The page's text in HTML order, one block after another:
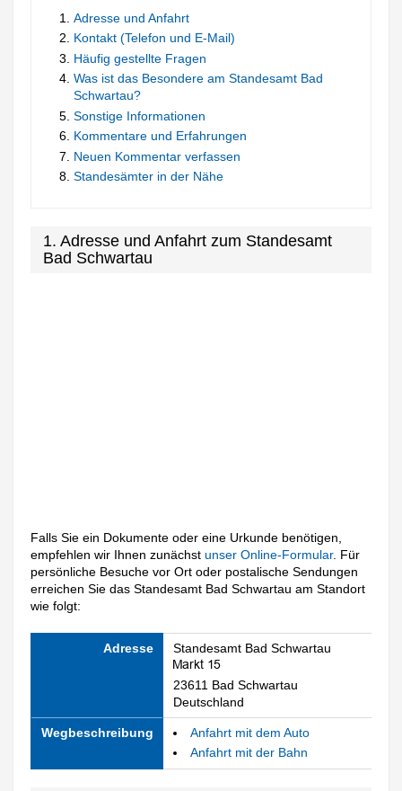
Adresse und Anfahrt
Kontakt (Telefon und E-Mail)
Häufig gestellte Fragen
Was ist das Besondere am Standesamt Bad
Schwartau?
Sonstige Informationen
Kommentare und Erfahrungen
Neuen Kommentar verfassen
Standesämter in der Nähe
1. Adresse und Anfahrt zum Standesamt
Bad Schwartau
Falls Sie ein Dokumente oder eine Urkunde benötigen,
empfehlen wir Ihnen zunächstunser Online-Formular. Für
persönliche Besuche vor Ort oder postalische Sendungen
erreichen Sie das Standesamt Bad Schwartau am Standort
wie folgt:
Adresse Standesamt Bad Schwartau
23611 Bad Schwartau
Deutschland
Wegbeschreibung
Anfahrt mit dem Auto
Anfahrt mit der Bahn